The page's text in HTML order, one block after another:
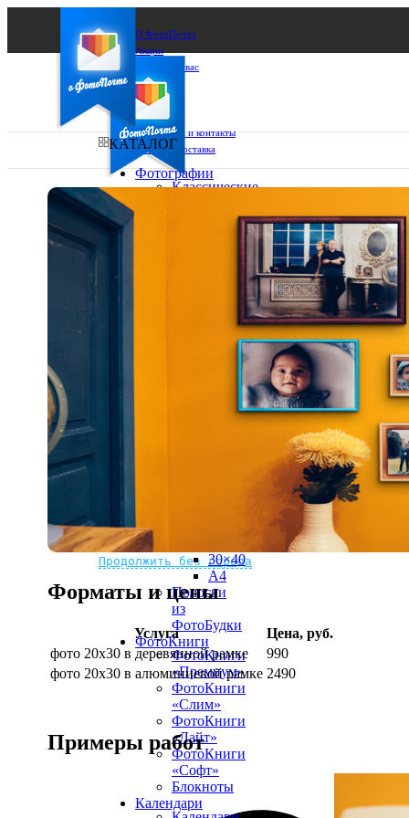
О ФотоПочте
Акции
Сделаем за вас
Бизнесу
FAQ
Франшиза
Поддержка и контакты
Оплата и доставка
Ваш город:
Выберите из списка:
Не нашли Ваш город?
Мы доставляем по всему миру
Продолжить без города
КАТАЛОГ
Фотографии
Классические
10х10
15х15
30х30
30х40
30×40
A4
Полоски
из
ФотоБудки
ФотоКниги
ФотоКниги
«Премиум»
ФотоКниги
«Слим»
ФотоКниги
«Лайт»
ФотоКниги
«Софт»
Блокноты
Календари
Форматы и цены
Услуга
Цена, руб.
фото 20х30 в деревянной рамке
990
фото 20х30 в алюминиевой рамке 2490
Примеры работ